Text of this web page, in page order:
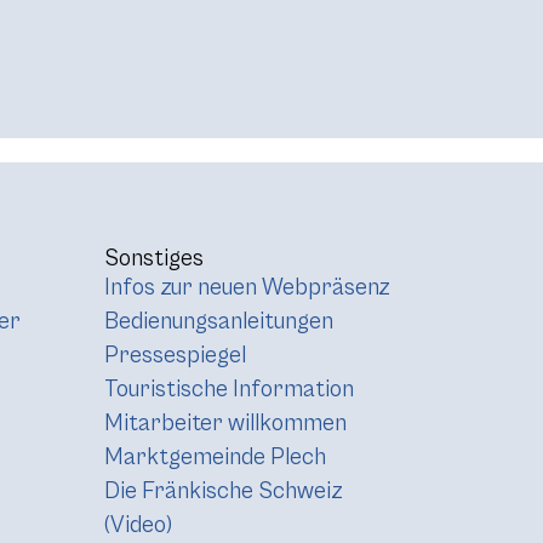
Sonstiges
Infos zur neuen Webpräsenz
Bedienungsanleitungen
Pressespiegel
Touristische Information
Mitarbeiter willkommen
Marktgemeinde Plech
Die Fränkische Schweiz
(Video)